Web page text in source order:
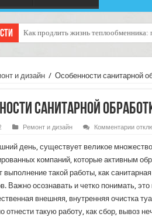
Горбыль как дрова: недооценённый
и дизайн / Особенности санитарной
санитарной
Ремонт и дизайн Комментариик
день, существует великое множество
компаний, которые активным
выполнение такой работы, как
Важно осознавать и четко понимать, это
внешняя, внутренняя очистка
такую работу, как сбор, вывоз